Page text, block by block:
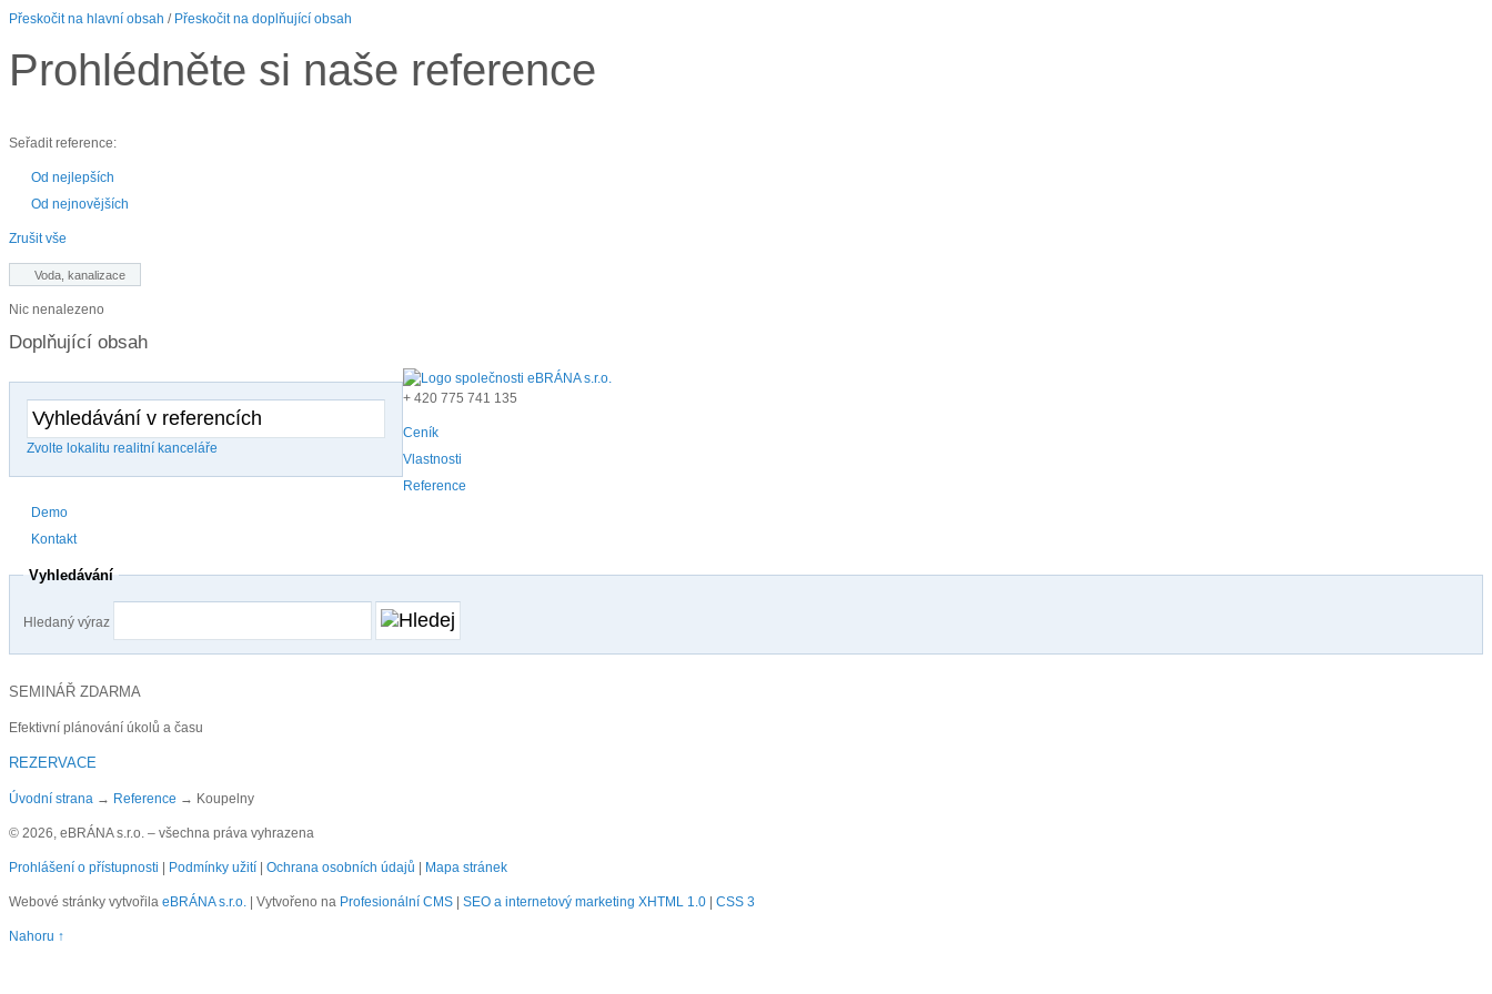
Přeskočit na hlavní obsah / Přeskočit na doplňující obsah
Prohlédněte si naše reference
Seřadit reference:
Od nejlepších
Od nejnovějších
Zrušit vše
Voda, kanalizace
Nic nenalezeno
Doplňující obsah
Zvolte lokalitu realitní kanceláře
+ 420 775 741 135
Ceník
Vlastnosti
Reference
Demo
Kontakt
Vyhledávání
Hledaný výraz
SEMINÁŘ ZDARMA
Efektivní plánování úkolů a času
REZERVACE
Úvodní strana → Reference → Koupelny
© 2026, eBRÁNA s.r.o. – všechna práva vyhrazena
Prohlášení o přístupnosti Podmínky užití Ochrana osobních údajů Mapa stránek
Webové stránky vytvořila eBRÁNA s.r.o. | Vytvořeno na Profesionální CMS SEO a internetový marketing XHTML 1.0 CSS 3
Nahoru ↑